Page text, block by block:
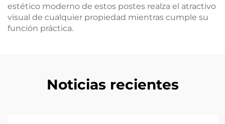
estético moderno de estos postes realza el atractivo
visual de cualquier propiedad mientras cumple su
función práctica.
Noticias recientes